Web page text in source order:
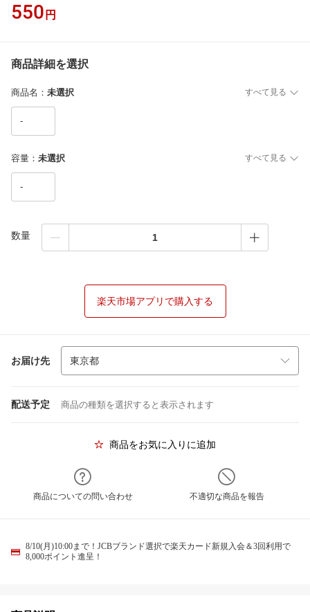
550 円
商品詳細を選択
商品名 ： 未選択 すべて見る
-
容量 ： 未選択 すべて見る
-
数量
楽天市場アプリで購入する
お届け先
配送予定 商品の種類を選択すると表示されます
商品をお気に入りに追加
商品についての問い合わせ 不適切な商品を報告
8/10(月)10:00まで！JCBブランド選択で楽天カード新規入会＆3回利用で
8,000ポイント進呈！